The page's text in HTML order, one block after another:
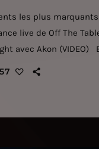
les plus
live de Off The
avec Akon (VIDEO)
Selena Gomez